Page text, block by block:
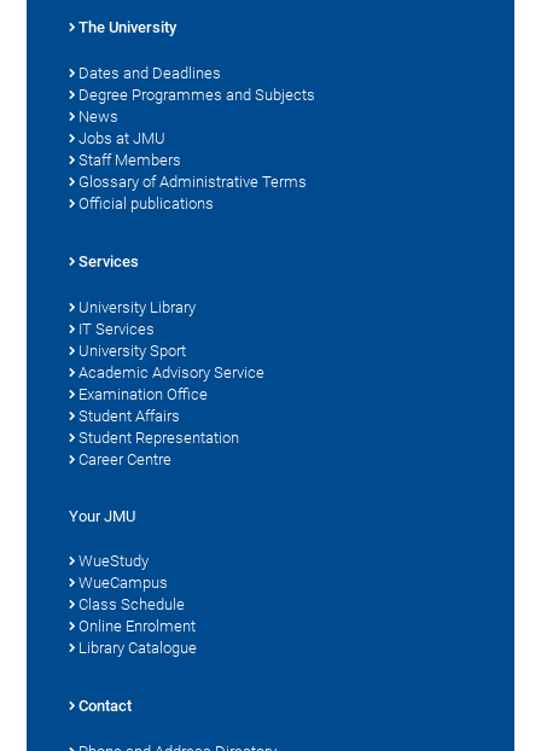
The University
Dates and Deadlines
Degree Programmes and Subjects
News
Jobs at JMU
Staff Members
Glossary of Administrative Terms
Official publications
Services
University Library
IT Services
University Sport
Academic Advisory Service
Examination Office
Student Affairs
Student Representation
Career Centre
Your JMU
WueStudy
WueCampus
Class Schedule
Online Enrolment
Library Catalogue
Contact